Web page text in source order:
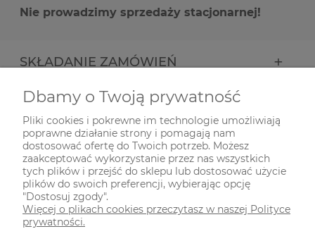
Nie prowadzimy sprzedaży stacjonarnej!
SKŁADANIE ZAMÓWIEŃ
INFORMACJE
ODWIEDŹ NAS NA
Dbamy o Twoją prywatność
Pliki cookies i pokrewne im technologie umożliwiają
poprawne działanie strony i pomagają nam
dostosować ofertę do Twoich potrzeb. Możesz
zaakceptować wykorzystanie przez nas wszystkich
tych plików i przejść do sklepu lub dostosować użycie
plików do swoich preferencji, wybierając opcję
"Dostosuj zgody".
Więcej o plikach cookies przeczytasz w naszej Polityce
prywatności.